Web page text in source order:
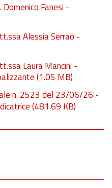
Fanesi -
Alessia Serrao -
Laura Mancini -
(1.05 MB)
n. 2523 del 23/06/26 -
(481.69 KB)